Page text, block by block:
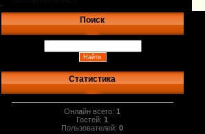
Поиск
Статистика
Онлайн всего:1
Гостей:1
Пользователей:0